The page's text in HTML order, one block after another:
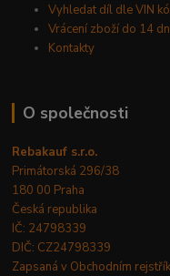
Vyhledat díl dle VIN
Vrácení zboží do 14
Kontakty
O společnosti
Rebakauf s.r.o.
Primátorská 296/38
180 00 Praha
Česká republika
IČ: 24798339
DIČ: CZ24798339
Zapsaná v Obchodním